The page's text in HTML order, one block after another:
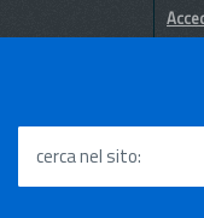
cerca nel sito